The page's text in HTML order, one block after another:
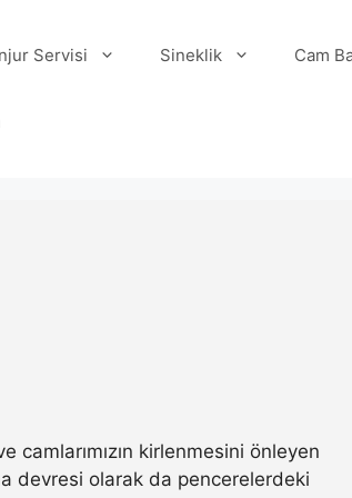
Servisi Sineklik Cam
kirlenmesini önleyen
devresi olarak da pencerelerdeki